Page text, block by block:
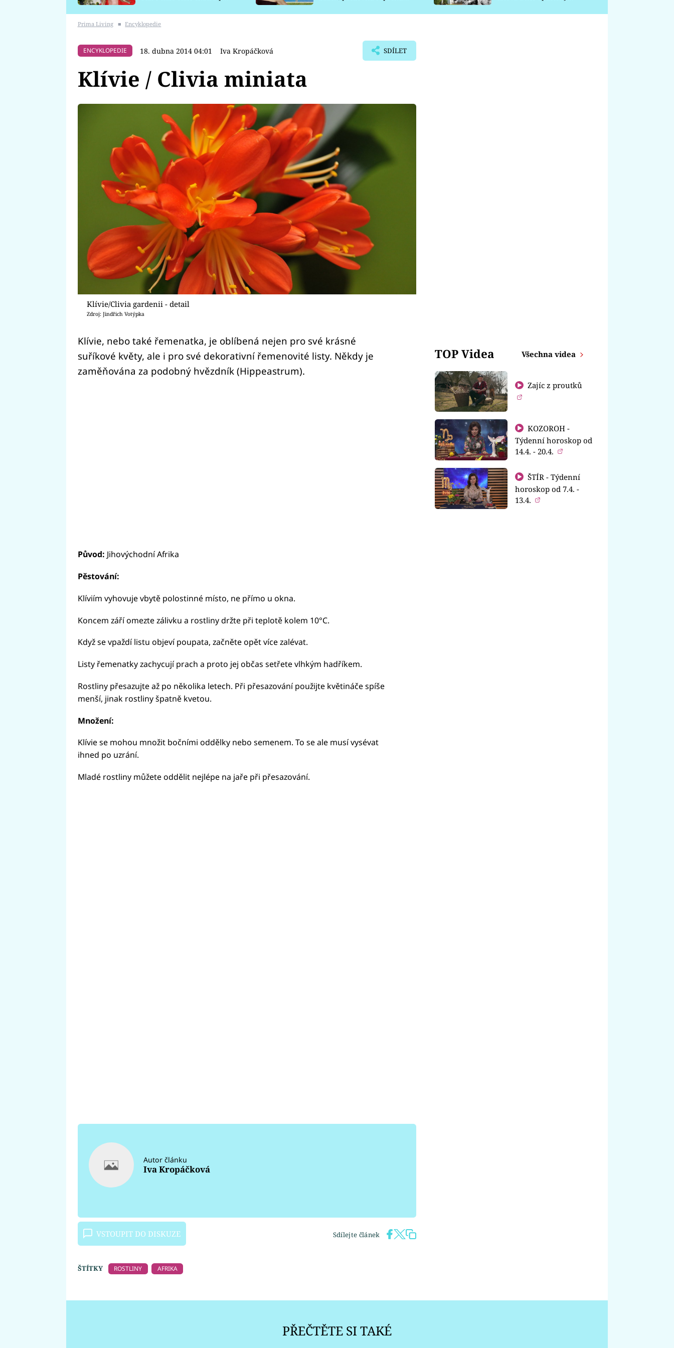
Prima Living ■ Encyklopedie
ENCYKLOPEDIE 18. dubna 2014 04:01 Iva Kropáčková SDÍLET
Klívie / Clivia miniata
Klívie/Clivia gardenii - detail
Zdroj: Jindřich Votýpka
Klívie, nebo také řemenatka, je oblíbená nejen pro své krásné
suříkové květy, ale i pro své dekorativní řemenovité listy. Někdy je
zaměňována za podobný hvězdník (Hippeastrum).
Původ: Jihovýchodní Afrika
Pěstování:
Klíviím vyhovuje vbytě polostinné místo, ne přímo u okna.
Koncem září omezte zálivku a rostliny držte při teplotě kolem 10°C.
Když se vpaždí listu objeví poupata, začněte opět více zalévat.
Listy řemenatky zachycují prach a proto jej občas setřete vlhkým hadříkem.
Rostliny přesazujte až po několika letech. Při přesazování použijte květináče spíše
menší, jinak rostliny špatně kvetou.
Množení:
Klívie se mohou množit bočními oddělky nebo semenem. To se ale musí vysévat
ihned po uzrání.
Mladé rostliny můžete oddělit nejlépe na jaře při přesazování.
Autor článku
Iva Kropáčková
VSTOUPIT DO DISKUZE Sdílejte článek
ŠTÍTKY ROSTLINY AFRIKA
TOP Videa Všechna videa
Zajíc z proutků
KOZOROH -
Týdenní horoskop od
14.4. - 20.4.
ŠTÍR - Týdenní
horoskop od 7.4. -
13.4.
PŘEČTĚTE SI TAKÉ